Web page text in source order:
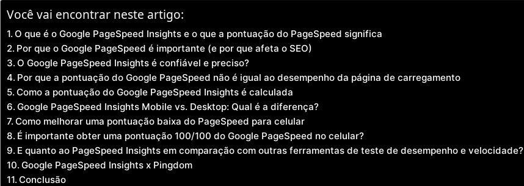
Você vai encontrar neste artigo:
O que é o Google PageSpeed Insights e o que a pontuação do PageSpeed significa
Por que o Google PageSpeed é importante (e por que afeta o SEO)
O Google PageSpeed Insights é confiável e preciso?
Por que a pontuação do Google PageSpeed não é igual ao desempenho da página de carregamento
Como a pontuação do Google PageSpeed Insights é calculada
Google PageSpeed Insights Mobile vs. Desktop: Qual é a diferença?
Como melhorar uma pontuação baixa do PageSpeed para celular
É importante obter uma pontuação 100/100 do Google PageSpeed no celular?
E quanto ao PageSpeed Insights em comparação com outras ferramentas de teste de desempenho e velocidade?
Google PageSpeed Insights x Pingdom
Conclusão